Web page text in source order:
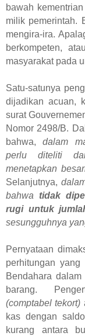
bawah
milik pemerintah.
mengira-ira.
berkompeten,
masyarakat pada
Satu-satunya
dijadikan acuan,
surat
Nomor 2498/B.
bahwa,dalam
perlu diteliti
menetapkan
Selanjutnya,
bahwa tidak
rugi untuk
sesungguhnya
Pernyataan
perhitungan
Bendahara
barang.
(comptabel tekort)
kas dengan
kurang antara